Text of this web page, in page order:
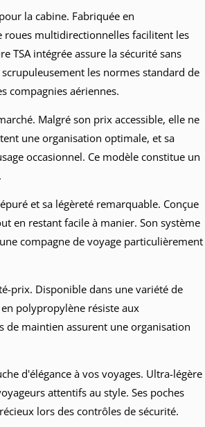
la cabine. Fabriquée en
roues multidirectionnelles facilitent les
TSA intégrée assure la sécurité sans
les normes standard de
compagnies aériennes.
Malgré son prix accessible, elle ne
une organisation optimale, et sa
occasionnel. Ce modèle constitue un
et sa légèreté remarquable. Conçue
en restant facile à manier. Son système
compagne de voyage particulièrement
prix. Disponible dans une variété de
polypropylène résiste aux
de maintien assurent une organisation
d'élégance à vos voyages. Ultra-légère
attentifs au style. Ses poches
lors des contrôles de sécurité.